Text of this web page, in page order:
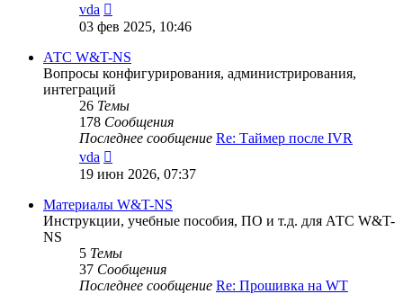
vda
к
последнему
сообщению
03 фев 2025, 10:46
АТС W&T-NS
Вопросы конфигурирования, администрирования,
интеграций
26 Темы
178 Сообщения
Последнее сообщение Re: Таймер после IVR
vda
к
последнему
сообщению
19 июн 2026, 07:37
Материалы W&T-NS
Инструкции, учебные пособия, ПО и т.д. для АТС W&T-
NS
5 Темы
37 Сообщения
Последнее сообщение Re: Прошивка на WT